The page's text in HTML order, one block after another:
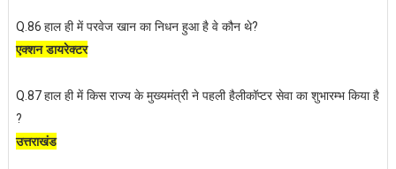
Q.86 हाल ही में परवेज खान का निधन हुआ है वे कौन थे?
एक्शन डायरेक्टर
Q.87हाल ही में किस राज्य के मुख्यमंत्री ने पहली हैलीकॉप्टर सेवा का शुभारम्भ किया है
?
उत्तराखंड